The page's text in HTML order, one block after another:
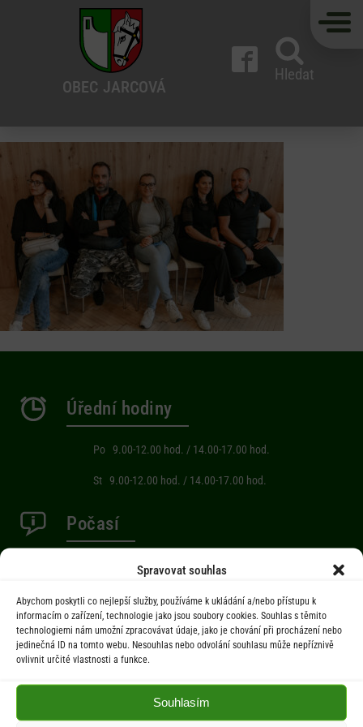
Spravovat souhlas
Abychom poskytli co nejlepší služby, používáme k ukládání a/nebo přístupu k
informacím o zařízení, technologie jako jsou soubory cookies. Souhlas s těmito
technologiemi nám umožní zpracovávat údaje, jako je chování při procházení nebo
jedinečná ID na tomto webu. Nesouhlas nebo odvolání souhlasu může nepříznivě
ovlivnit určité vlastnosti a funkce.
Souhlasím
OBEC JARCOVÁ
Hledat
Úřední hodiny
Po 9.00-12.00 hod. / 14.00-17.00 hod.
St 9.00-12.00 hod. / 14.00-17.00 hod.
Počasí
Aktuální informace o počasí z meteostanice (Brňov) vzdálené 2km od
Menu
Úřední deska